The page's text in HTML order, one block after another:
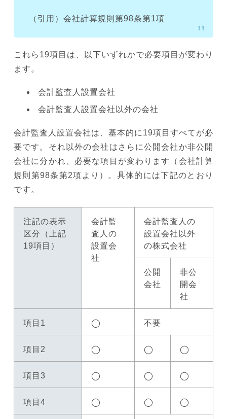
（引用）会社計算規則第98条第1項
これら19項目は、以下いずれかで必要項目が変わり
ます。
会計監査人設置会社
会計監査人設置会社以外の会社
会計監査人設置会社は、基本的に19項目すべてが必
要です。それ以外の会社はさらに公開会社か非公開
会社に分かれ、必要な項目が変わります（会社計算
規則第98条第2項より）。具体的には下記のとおり
です。
注記の表示
区分（上記
19項目）
会計監
査人の
設置会
社
会計監査人の
設置会社以外
の株式会社
公開
会社
非公
開会
社
項目1 ◯ 不要
項目2 ◯ ◯ ◯
項目3 ◯ ◯ ◯
項目4 ◯ ◯ ◯